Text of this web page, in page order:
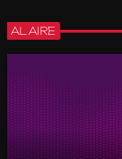
AL AIRE